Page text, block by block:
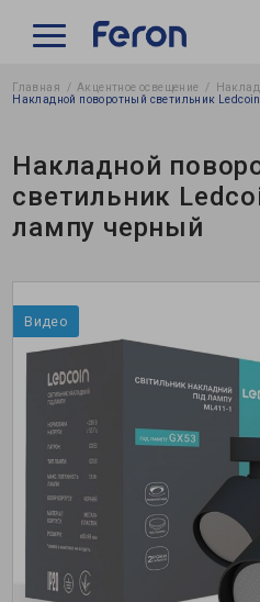
Главная Акцентное освещение
Накладной поворотный светильник
Накладной
светильник
лампу черный
Видео